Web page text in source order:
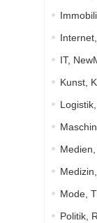
IT,
Kunst,
Mode,
Politik,